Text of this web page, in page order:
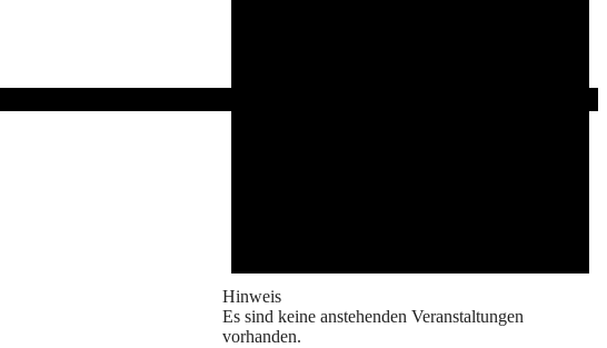
Hinweis
Es sind keine anstehenden Veranstaltungen
vorhanden.